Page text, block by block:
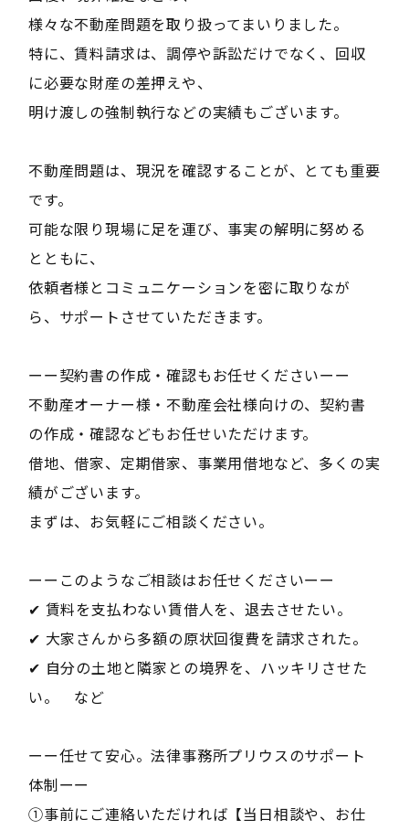
様々な不動産問題を取り扱ってまいりました。
特に、賃料請求は、調停や訴訟だけでなく、回収
に必要な財産の差押えや、
明け渡しの強制執行などの実績もございます。
不動産問題は、現況を確認することが、とても重要
です。
可能な限り現場に足を運び、事実の解明に努める
とともに、
依頼者様とコミュニケーションを密に取りなが
ら、サポートさせていただきます。
ーー契約書の作成・確認もお任せくださいーー
不動産オーナー様・不動産会社様向けの、契約書
の作成・確認などもお任せいただけます。
借地、借家、定期借家、事業用借地など、多くの実
績がございます。
まずは、お気軽にご相談ください。
ーーこのようなご相談はお任せくださいーー
✔ 賃料を支払わない賃借人を、退去させたい。
✔ 大家さんから多額の原状回復費を請求された。
✔ 自分の土地と隣家との境界を、ハッキリさせた
い。 など
ーー任せて安心。法律事務所プリウスのサポート
体制ーー
①事前にご連絡いただければ【当日相談や、お仕